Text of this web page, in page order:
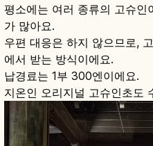
평소에는 여러 종류의 고슈인
가 많아요.
우편 대응은 하지 않으므로,
에서 받는 방식이에요.
납경료는 1부 300엔이에요.
지온인 오리지널 고슈인초도